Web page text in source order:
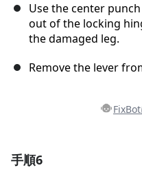
Use the center
out of the locking
the damaged leg.
Remove the lever
手順6